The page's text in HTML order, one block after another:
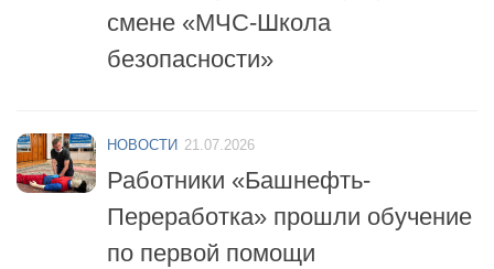
смене «МЧС-Школа
безопасности»
НОВОСТИ 21.07.2026
Работники «Башнефть-
Переработка» прошли обучение
по первой помощи